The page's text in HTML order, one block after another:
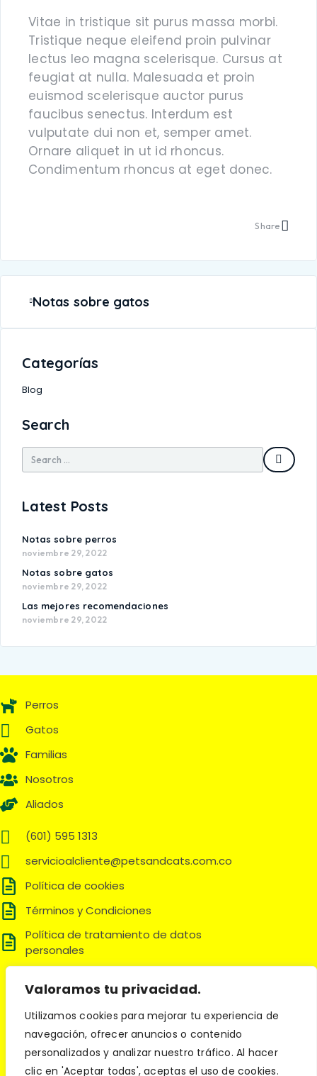
Valoramos tu privacidad.
Utilizamos cookies para mejorar tu experiencia de
navegación, ofrecer anuncios o contenido
personalizados y analizar nuestro tráfico. Al hacer
clic en 'Aceptar todas', aceptas el uso de cookies.
Vitae in tristique sit purus massa morbi.
Tristique neque eleifend proin pulvinar
lectus leo magna scelerisque. Cursus at
feugiat at nulla. Malesuada et proin
euismod scelerisque auctor purus
faucibus senectus. Interdum est
vulputate dui non et, semper amet.
Ornare aliquet in ut id rhoncus.
Condimentum rhoncus at eget donec.
Share
Notas sobre gatos
Categorías
Blog
Search
Latest Posts
Notas sobre perros
noviembre 29, 2022
Notas sobre gatos
noviembre 29, 2022
Las mejores recomendaciones
noviembre 29, 2022
Perros
Gatos
Familias
Nosotros
Aliados
(601) 595 1313
servicioalcliente@petsandcats.com.co
Política de cookies
Términos y Condiciones
Política de tratamiento de datos
personales
© 2025 Pets and Cats. Todos los derechos reservados.